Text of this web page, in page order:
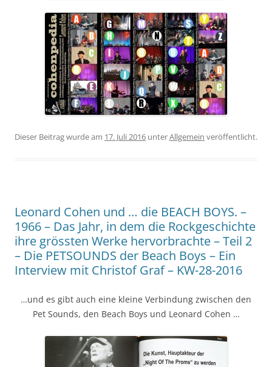
Dieser Beitrag wurde am 17. Juli 2016 unterAllgemein veröffentlicht.
Leonard Cohen und … die BEACH BOYS. –
1966 – Das Jahr, in dem die Rockgeschichte
ihre grössten Werke hervorbrachte – Teil 2
– Die PETSOUNDS der Beach Boys – Ein
Interview mit Christof Graf – KW-28-2016
…und es gibt auch eine kleine Verbindung zwischen den
Pet Sounds, den Beach Boys und Leonard Cohen …